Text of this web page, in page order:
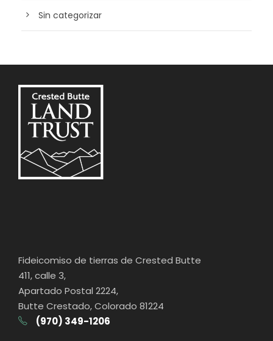
Sin categorizar
Fideicomiso de tierras de Crested Butte
411, calle 3,
Apartado Postal 2224,
Butte Crestado, Colorado 81224
(970) 349-1206